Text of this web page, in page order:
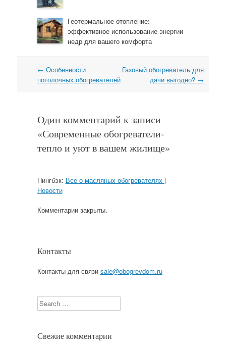
Геотермальное отопление:
эффективное использование энергии
недр для вашего комфорта
Навигация
← Особенности
потолочных обогревателей
Газовый обогреватель для
дачи выгодно? →
Один комментарий к записи
«Современные обогреватели-
тепло и уют в вашем жилище»
Пингбэк: Все о масляных обогревателях |
Новости
Комментарии закрыты.
Контакты
Контакты для связи sale@obogrevdom.ru
Search
Свежие комментарии